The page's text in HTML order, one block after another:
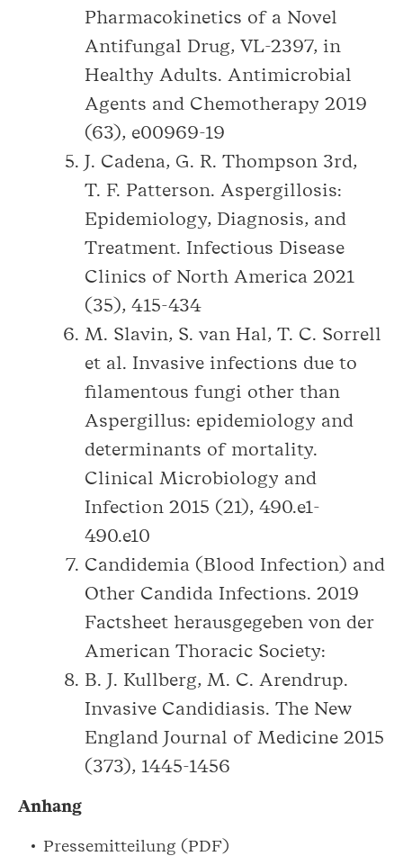
Pharmacokinetics of a Novel
Antifungal Drug, VL-2397, in
Healthy Adults. Antimicrobial
Agents and Chemotherapy 2019
(63), e00969-19
J. Cadena, G. R. Thompson 3rd,
T. F. Patterson. Aspergillosis:
Epidemiology, Diagnosis, and
Treatment. Infectious Disease
Clinics of North America 2021
(35), 415-434
M. Slavin, S. van Hal, T. C. Sorrell
et al. Invasive infections due to
filamentous fungi other than
Aspergillus: epidemiology and
determinants of mortality.
Clinical Microbiology and
Infection 2015 (21), 490.e1-
490.e10
Candidemia (Blood Infection) and
Other Candida Infections. 2019
Factsheet herausgegeben von der
American Thoracic Society:
B. J. Kullberg, M. C. Arendrup.
Invasive Candidiasis. The New
England Journal of Medicine 2015
(373), 1445-1456
Anhang
Pressemitteilung (PDF)